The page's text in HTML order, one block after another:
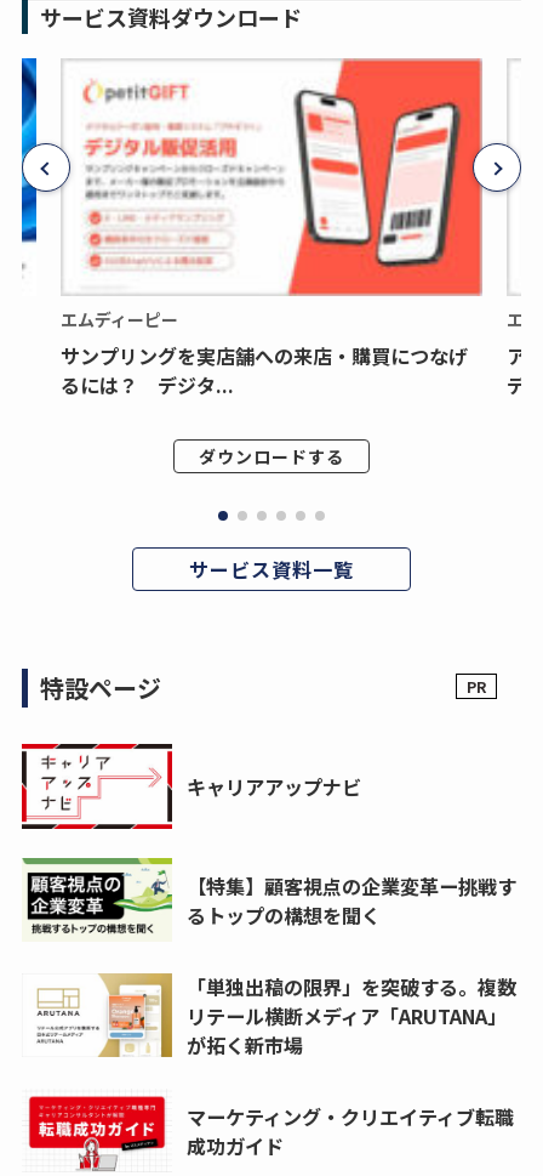
サービス資料ダウンロード
エムディーピー
サンプリングを実店舗への来店・購買につなげ
るには？ デジタ...
ダウンロードする
エ
ア
デ
サービス資料一覧
特設ページ
キャリアアップナビ
【特集】顧客視点の企業変革ー挑戦す
るトップの構想を聞く
「単独出稿の限界」を突破する。複数
リテール横断メディア「ARUTANA」
が拓く新市場
マーケティング・クリエイティブ転職
成功ガイド